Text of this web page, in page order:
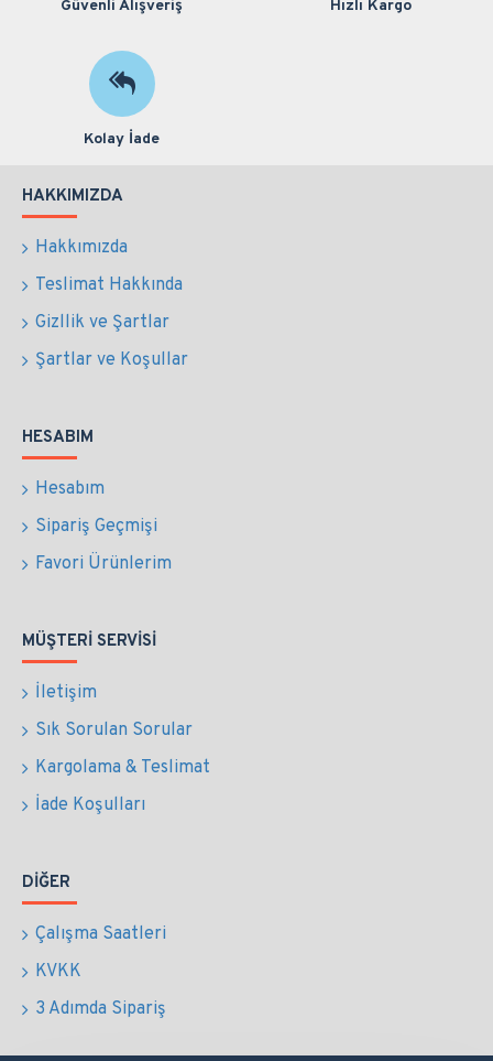
Güvenli Alışveriş Hızlı Kargo
Kolay İade
HAKKIMIZDA
Hakkımızda
Teslimat Hakkında
Gizllik ve Şartlar
Şartlar ve Koşullar
HESABIM
Hesabım
Sipariş Geçmişi
Favori Ürünlerim
MÜŞTERI SERVISI
İletişim
Sık Sorulan Sorular
Kargolama & Teslimat
İade Koşulları
DIĞER
Çalışma Saatleri
KVKK
3 Adımda Sipariş